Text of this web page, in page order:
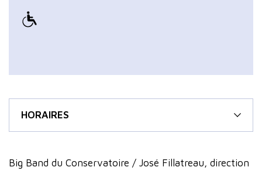
HORAIRES
Big Band du Conservatoire / José Fillatreau, direction